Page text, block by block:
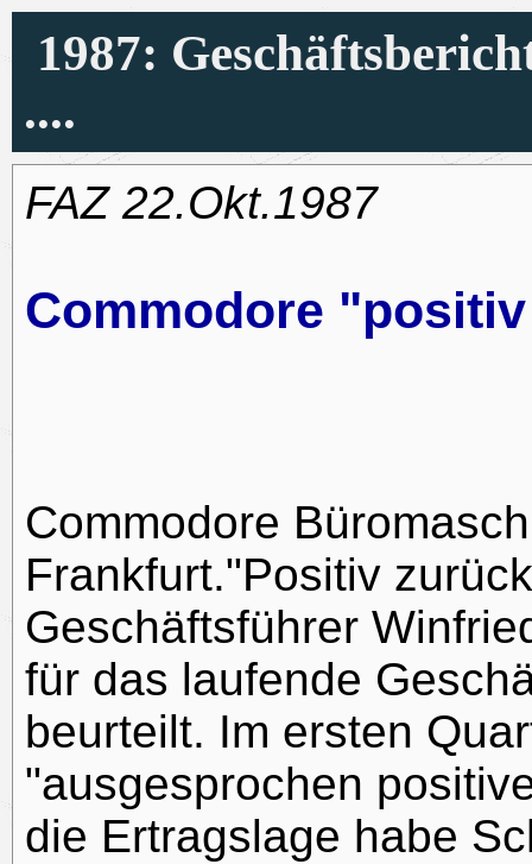
1987:
....
FAZ 22.Okt.1987
Commodore
Commodore
Frankfurt."Positiv
Geschäftsführer
für das laufende
beurteilt. Im ersten
"ausgesprochen
die Ertragslage habe